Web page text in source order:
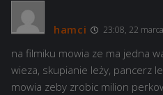
hamci 23:08, 22
na filmiku mowia ze ma jedna
wieza, skupianie leży, pancerz
mowia zeby zrobic milion